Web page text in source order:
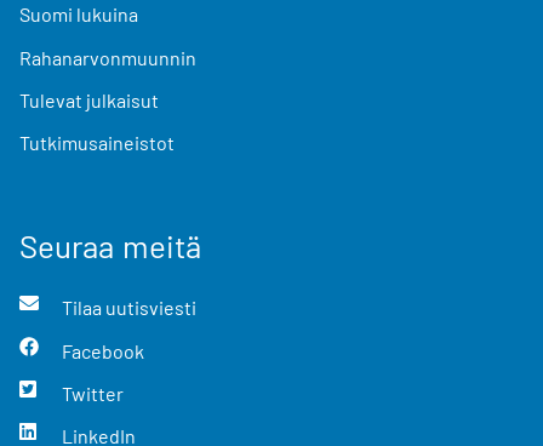
Suomi lukuina
Rahanarvonmuunnin
Tulevat julkaisut
Tutkimusaineistot
Seuraa meitä
Tilaa uutisviesti
Facebook
Twitter
LinkedIn